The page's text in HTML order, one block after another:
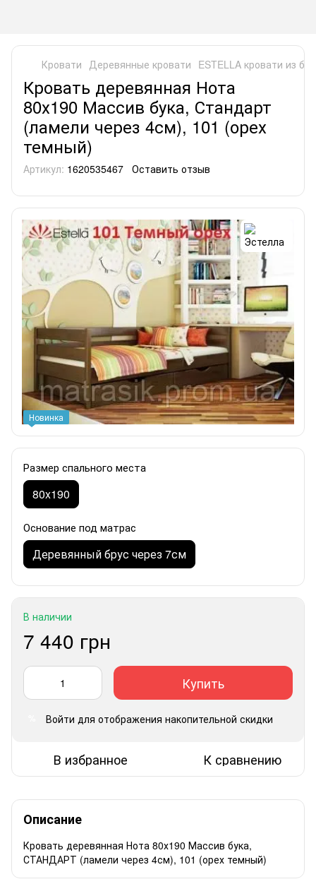
Кровати Деревянные кровати ESTELLA кровати из
Кровать деревянная Нота
80х190 Массив бука, Стандарт
(ламели через 4см), 101 (орех
темный)
Артикул: 1620535467 Оставить отзыв
Новинка
Размер спального места
80x190
Основание под матрас
Деревянный брус через 7см
В наличии
7 440 грн
Купить
Войти для отображения накопительной скидки
В избранное К сравнению
Описание
Кровать деревянная Нота 80х190 Массив бука,
СТАНДАРТ (ламели через 4см), 101 (орех темный)